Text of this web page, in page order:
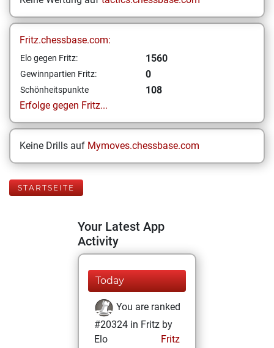
Fritz.chessbase.com:
Elo gegen Fritz: 1560
Gewinnpartien Fritz: 0
Schönheitspunkte
108
Erfolge gegen Fritz...
Keine Drills auf Mymoves.chessbase.com
STARTSEITE
Your Latest App
Activity
Today
You are ranked
#20324 in Fritz by
Elo
Fritz